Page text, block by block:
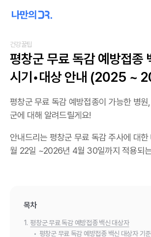
건강꿀팁
평창군 무료 독감 예방접종
시기•대상 안내 (2025 ~
평창군 무료 독감 예방접종이 가능한 병
군에 대해 알려드릴게요!
안내드리는 평창군 무료 독감 주사에 대
월 22일 ~2026년 4월 30일까지 적용되
목차
1. 평창군 무료 독감 예방접종 백신 대상자
• 평창군 무료 독감 예방접종 백신 대상자 기